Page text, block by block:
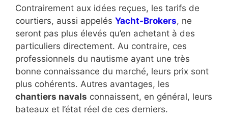
Contrairement aux idées reçues, les tarifs de
courtiers, aussi appelés Yacht-Brokers, ne
seront pas plus élevés qu’en achetant à des
particuliers directement. Au contraire, ces
professionnels du nautisme ayant une très
bonne connaissance du marché, leurs prix sont
plus cohérents. Autres avantages, les
chantiers navals connaissent, en général, leurs
bateaux et l’état réel de ces derniers.